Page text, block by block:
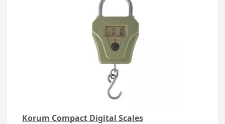
Korum Compact Digital Scales